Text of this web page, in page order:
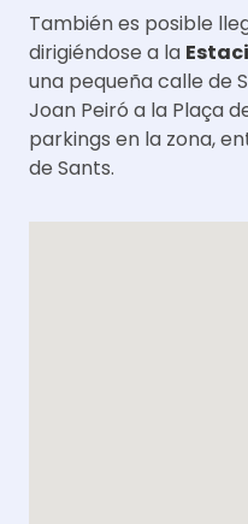
También es posible
dirigiéndose a la
una pequeña calle de
Joan Peiró a la Plaça
parkings en la zona,
de Sants.